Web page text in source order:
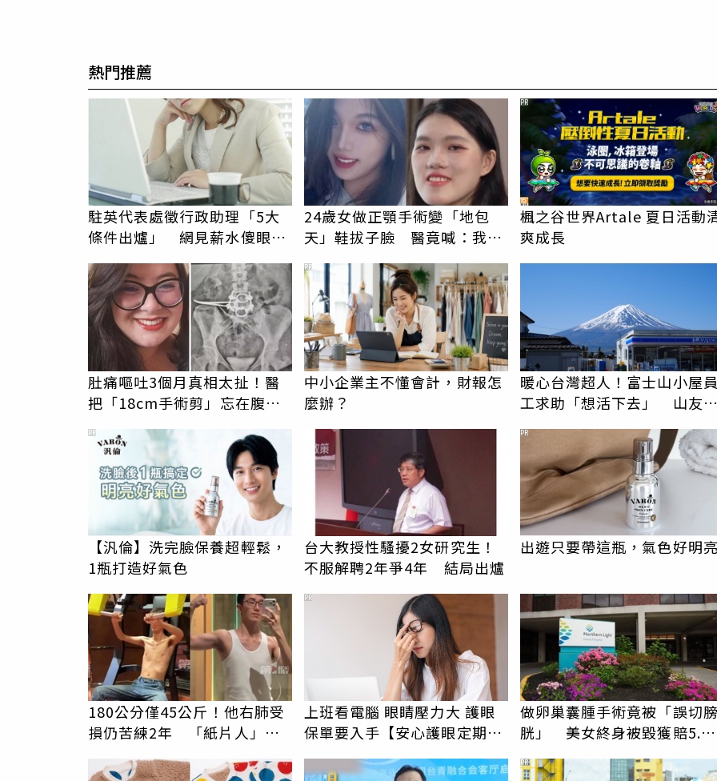
熱門推薦
駐英代表處徵行政助理「5大
條件出爐」 網見薪水傻眼：
乾脆找志工
24歲女做正顎手術變「地包
天」鞋拔子臉 醫竟喊：我喜
歡，比較洋氣
楓之谷世界Artale 夏日活動
爽成長
PR
肚痛嘔吐3個月真相太扯！醫
把「18cm手術剪」忘在腹
中小企業主不懂會計，財報怎
麼辦？
PR
暖心台灣超人！富士山小屋員
工求助「想活下去」 山友狂
【汎倫】洗完臉保養超輕鬆，
1瓶打造好氣色
PR
台大教授性騷擾2女研究生！
不服解聘2年爭4年 結局出爐
出遊只要帶這瓶，氣色好明亮
PR
180公分僅45公斤！他右肺受
損仍苦練2年 「紙片人」逆
襲成健壯男
上班看電腦 眼睛壓力大 護眼
保單要入手【安心護眼定期眼
睛險】
PR
做卵巢囊腫手術竟被「誤切膀
胱」 美女終身被毀獲賠5.5
億
PR